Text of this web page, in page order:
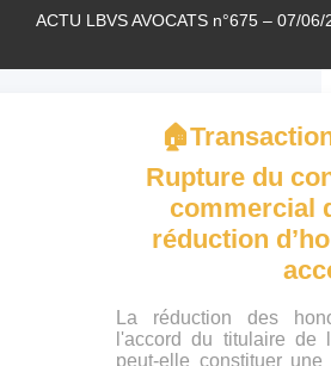
ACTU LBVS AVOCATS n°675 – 07/06/
🏠
Rupture du
commercial
réduction
La réduction des
l'accord du titulaire de
peut-elle constituer